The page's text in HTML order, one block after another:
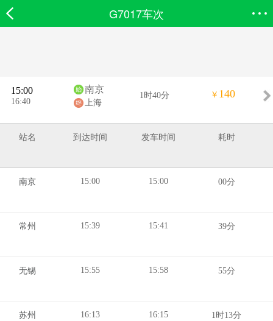
G7017车次
15:00
16:40
南京
上海
1时40分 ￥ 140
站名 到达时间 发车时间 耗时
南京 15:00 15:00 00分
常州 15:39 15:41 39分
无锡 15:55 15:58 55分
苏州 16:13 16:15 1时13分